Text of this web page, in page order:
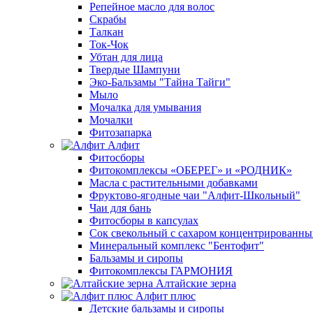
Репейное масло для волос
Скрабы
Талкан
Ток-Чок
Убтан для лица
Твердые Шампуни
Эко-Бальзамы "Тайна Тайги"
Мыло
Мочалка для умывания
Мочалки
Фитозапарка
Алфит
Фитосборы
Фитокомплексы «ОБЕРЕГ» и «РОДНИК»
Масла с растительными добавками
Фруктово-ягодные чаи "Алфит-Школьный"
Чаи для бань
Фитосборы в капсулах
Сок свекольный с сахаром
Минеральный комплекс "Бентофит"
Бальзамы и сиропы
Фитокомплексы ГАРМОНИЯ
Алтайские зерна
Алфит плюс
Детские бальзамы и сиропы